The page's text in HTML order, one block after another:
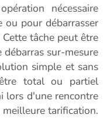
nécessaire
ou pour débarrasser
tâche peut être
sur-mesure
simple et sans
total ou partiel
lors d'une rencontre
tarification.